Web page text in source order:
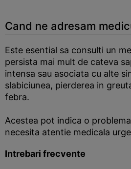
Cand ne adresam
Este esential sa consulti un
persista mai mult de cateva
intensa sau asociata cu alte
slabiciunea, pierderea in
febra.
Acestea pot indica o
necesita atentie medicala
Intrebari frecvente